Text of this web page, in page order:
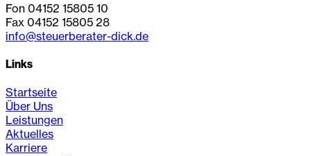
Fon 04152 15805 10
Fax 04152 15805 28
info@steuerberater-dick.de
Links
Startseite
Über Uns
Leistungen
Aktuelles
Karriere